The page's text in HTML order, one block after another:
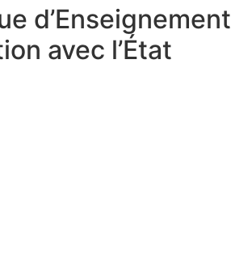
d’Enseignement
avec l’État